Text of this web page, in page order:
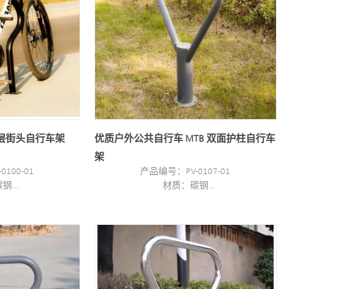
街头自行车架
01
钢
海
优质户外公共自行车 MTB 双面护柱自行车
架
产品编号：PV-0107-01
材质：碳钢
港口：上海
商标：PV